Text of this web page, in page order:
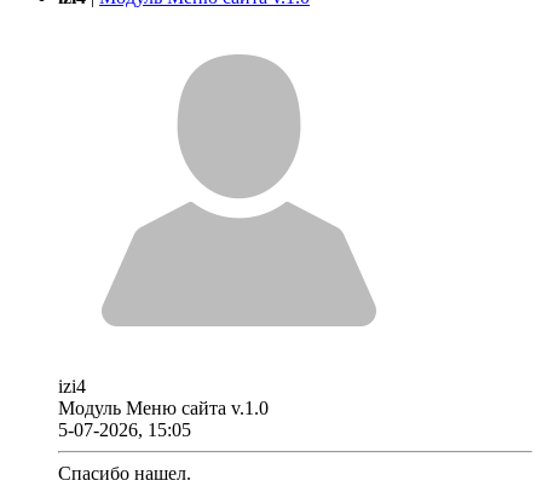
izi4
Модуль Меню сайта v.1.0
5-07-2026, 15:05
Спасибо нашел.